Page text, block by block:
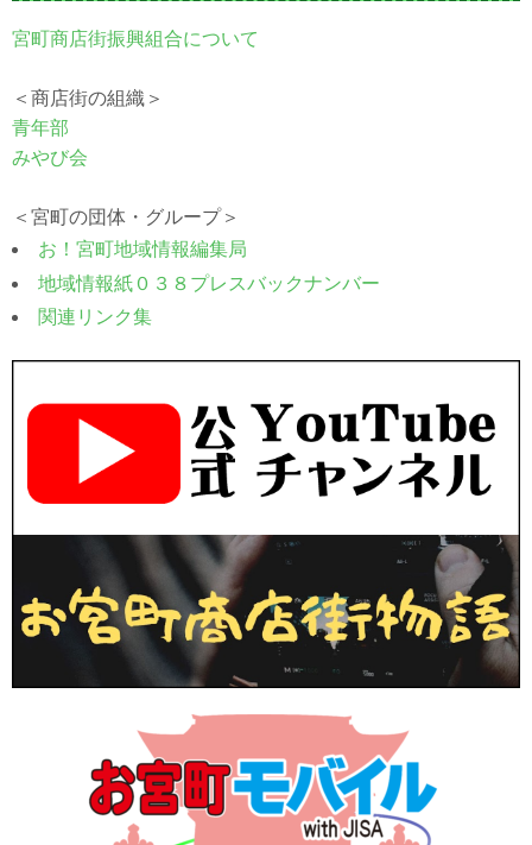
宮町商店街振興組合について
＜商店街の組織＞
青年部
みやび会
＜宮町の団体・グループ＞
お！宮町地域情報編集局
地域情報紙０３８プレスバックナンバー
関連リンク集